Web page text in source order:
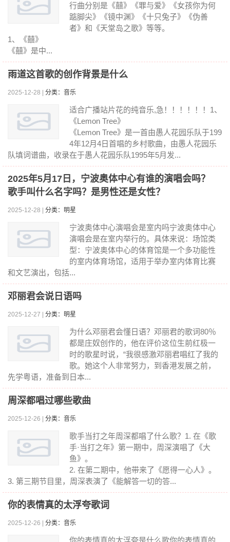
行曲分别是《囍》《罪与爱》《女孩你为何
踮脚尖》《镜中渊》《十只兔子》《伪善
者》和《天堂岛之歌》等等。
1、《囍》
《囍》是中...
雨道这首歌的创作背景是什么
2025-12-28 | 分类：音乐
适合广播站片花的纯音乐,急！！！！！！1、
《Lemon Tree》
《Lemon Tree》是一首由愚人花园乐队于199
4年12月4日首唱的乡村歌曲，由愚人花园乐
队填词谱曲，收录在于愚人花园乐队1995年5月发...
2025年5月17日，宁波奥体中心有谁的演唱会吗？
歌手叫什么名字吗？是男性还是女性？
2025-12-28 | 分类：明星
宁波奥体中心演唱会是室内吗宁波奥体中心
演唱会是在室内举行的。具体来说：场馆类
型：宁波奥体中心的体育馆是一个多功能性
的室内体育场馆，适用于举办室内体育比赛
和文艺演出，包括...
邓丽君会说日语吗
2025-12-27 | 分类：明星
为什么邓丽君会懂日语？邓丽君的歌词80％
都是庄奴创作的，他在评价这位生前红极一
时的歌星时说，“我很感激邓丽君唱红了我的
歌。她这个人非常努力，到香港发展之前，
先学粤语，准备到日本...
周深都唱过哪些歌曲
2025-12-26 | 分类：音乐
歌手当打之年周深都唱了什么歌？1. 在《歌
手·当打之年》第一期中，周深演唱了《大
鱼》。
2. 在第二期中，他带来了《愿得一心人》。
3. 第三期节目里，周深表演了《能解答一切的答...
你的表情真的太浮夸歌词
2025-12-26 | 分类：音乐
你的表情真的太浮夸是什么歌你的表情真的